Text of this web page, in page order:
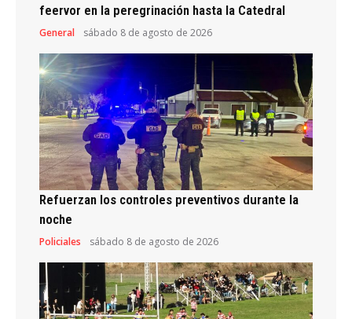
feervor en la peregrinación hasta la Catedral
General sábado 8 de agosto de 2026
Refuerzan los controles preventivos durante la
noche
Policiales sábado 8 de agosto de 2026